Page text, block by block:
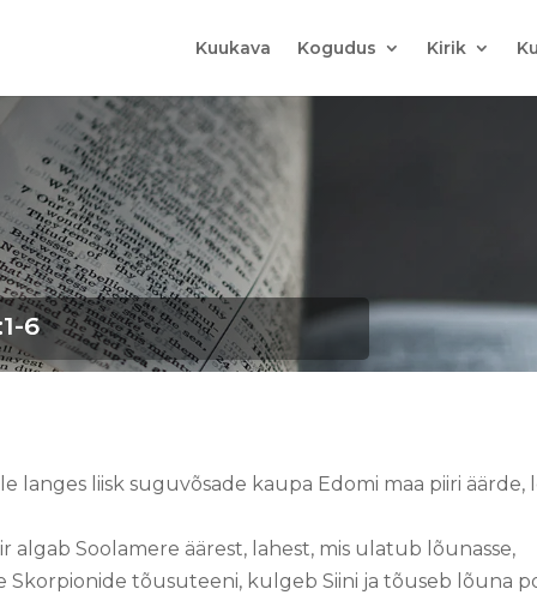
Kuukava Kogudus Kirik
6
langes liisk suguvõsade kaupa Edomi maa piiri äärde,
algab Soolamere äärest, lahest, mis ulatub lõunasse,
tõusuteeni, kulgeb Siini ja tõuseb lõuna